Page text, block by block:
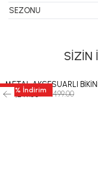
SEZONU
SİZİN
50 % İndirim
METAL AKSESUARLI BİKİNİ
₺ 5,249.50₺ 10,499.00